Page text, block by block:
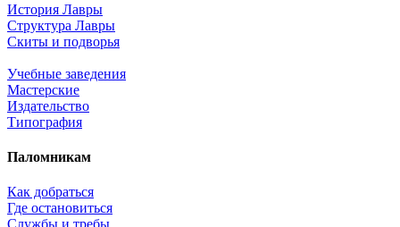
История Лавры
Структура Лавры
Скиты и подворья
Учебные заведения
Мастерские
Издательство
Типография
Паломникам
Как добраться
Где остановиться